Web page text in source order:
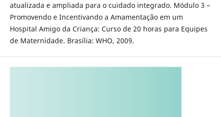
atualizada e ampliada para o cuidado integrado. Módulo 3 –
Promovendo e Incentivando a Amamentação em um
Hospital Amigo da Criança: Curso de 20 horas para Equipes
de Maternidade. Brasília: WHO, 2009.